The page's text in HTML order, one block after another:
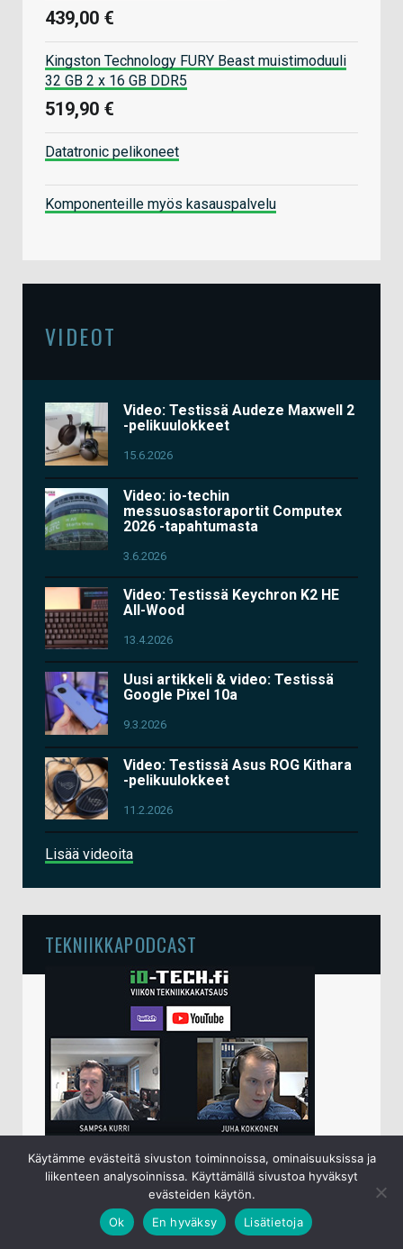
439,00 €
Kingston Technology FURY Beast muistimoduuli
32 GB 2 x 16 GB DDR5
519,90 €
Datatronic pelikoneet
Komponenteille myös kasauspalvelu
VIDEOT
Video: Testissä Audeze Maxwell 2
-pelikuulokkeet
15.6.2026
Video: io-techin
messuosastoraportit Computex
2026 -tapahtumasta
3.6.2026
Video: Testissä Keychron K2 HE
All-Wood
13.4.2026
Uusi artikkeli & video: Testissä
Google Pixel 10a
9.3.2026
Video: Testissä Asus ROG Kithara
-pelikuulokkeet
11.2.2026
Lisää videoita
TEKNIIKKAPODCAST
io-techin viikottainen tekniikkapodcast lähetetään
perjantaisin klo 15 live-lähetyksenäYouTubessa.
Sampsa ja Juha käyvät keskenään läpi kuluneen
viikon ajalta ajankohtaiset tietotekniikka- ja
Käytämme evästeitä sivuston toiminnoissa, ominaisuuksissa ja
liikenteen analysoinnissa. Käyttämällä sivustoa hyväksyt
evästeiden käytön.
Ok
En hyväksy Lisätietoja